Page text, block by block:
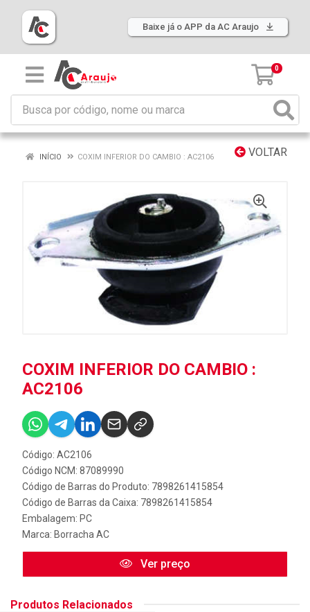
Baixe já o APP da AC Araujo
0
VOLTAR
INÍCIO COXIM INFERIOR DO CAMBIO : AC2106
COXIM INFERIOR DO CAMBIO :
AC2106
Código: AC2106
Código NCM: 87089990
Código de Barras do Produto: 7898261415854
Código de Barras da Caixa: 7898261415854
Embalagem: PC
Marca: Borracha AC
Ver preço
Produtos Relacionados